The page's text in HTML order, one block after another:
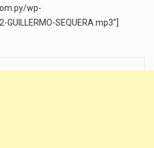
wp-
SEQUERA.mp3"]